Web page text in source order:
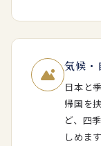
気候・
日本と
帰国を
ど、四
しめます